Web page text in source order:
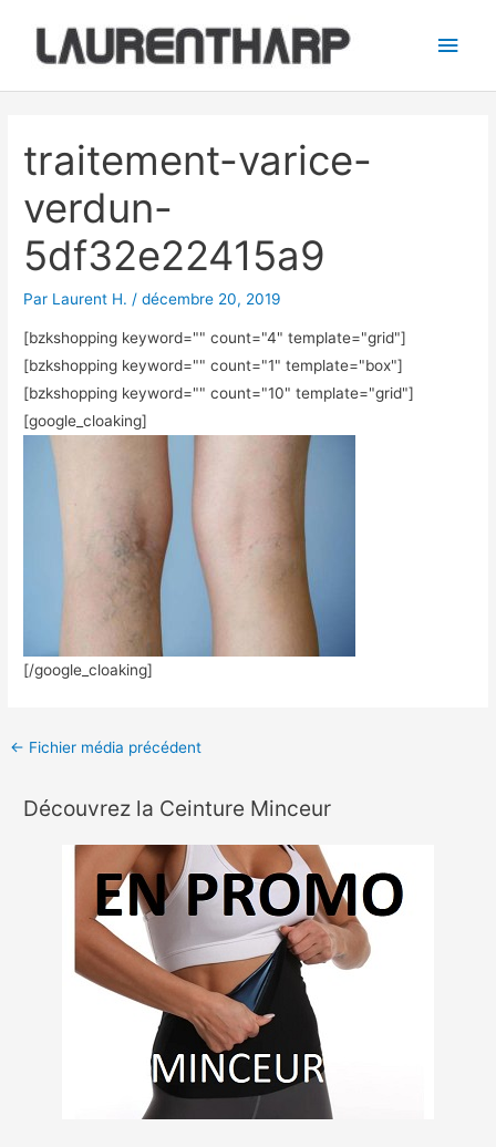
contenu
traitement-varice-
verdun-
5df32e22415a9
Par Laurent H. /décembre 20, 2019
[bzkshopping keyword="" count="4" template="grid"]
[bzkshopping keyword="" count="1" template="box"]
[bzkshopping keyword="" count="10" template="grid"]
[google_cloaking]
[/google_cloaking]
articles
← Fichier média précédent
Découvrez la Ceinture Minceur